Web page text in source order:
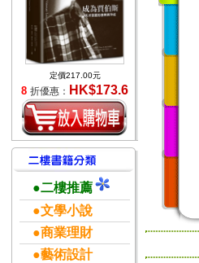
定價217.00元
8 折優惠： HK$173.6
●二樓推薦
●文學小說
●商業理財
●藝術設計